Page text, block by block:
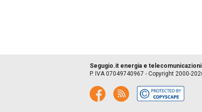
Segugio.it energia e telecomunicazioni
P. IVA 07049740967 - Copyright 2000-